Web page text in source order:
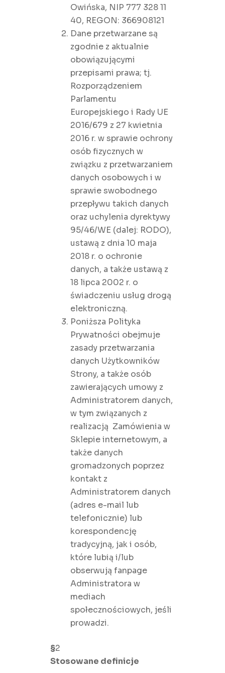
Owińska, NIP 777 328 11
40, REGON: 366908121
Dane przetwarzane są
zgodnie z aktualnie
obowiązującymi
przepisami prawa; tj.
Rozporządzeniem
Parlamentu
Europejskiego i Rady UE
2016/679 z 27 kwietnia
2016 r. w sprawie ochrony
osób fizycznych w
związku z przetwarzaniem
danych osobowych i w
sprawie swobodnego
przepływu takich danych
oraz uchylenia dyrektywy
95/46/WE (dalej: RODO),
ustawą z dnia 10 maja
2018 r. o ochronie
danych, a także ustawą z
18 lipca 2002 r. o
świadczeniu usług drogą
elektroniczną.
Poniższa Polityka
Prywatności obejmuje
zasady przetwarzania
danych Użytkowników
Strony, a także osób
zawierających umowy z
Administratorem danych,
w tym związanych z
realizacją Zamówienia w
Sklepie internetowym, a
także danych
gromadzonych poprzez
kontakt z
Administratorem danych
(adres e-mail lub
telefonicznie) lub
korespondencję
tradycyjną, jak i osób,
które lubią i/lub
obserwują fanpage
Administratora w
mediach
społecznościowych, jeśli
prowadzi.
§2
Stosowane definicje